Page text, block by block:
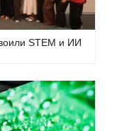
STEM и ИИ